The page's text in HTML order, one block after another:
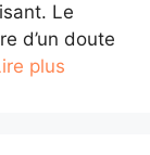
Le
d’un doute
plus